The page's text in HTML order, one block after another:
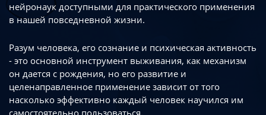
нейронаук доступными для практического применения
в нашей повседневной жизни.
Разум человека, его сознание и психическая активность
- это основной инструмент выживания, как механизм
он дается с рождения, но его развитие и
целенаправленное применение зависит от того
насколько эффективно каждый человек научился им
самостоятельно пользоваться.